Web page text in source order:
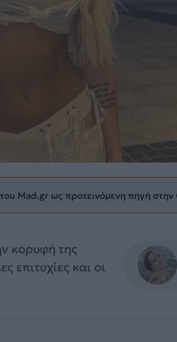
Mad.gr ως προτεινόμενη πηγή στην
κορυφή της
επιτυχίες και οι